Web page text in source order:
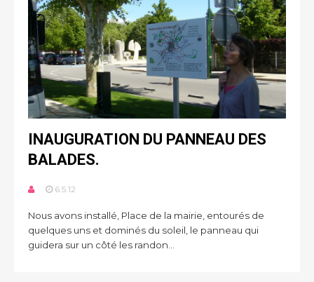
INAUGURATION DU PANNEAU DES
BALADES.
6.5.12
Nous avons installé, Place de la mairie, entourés de
quelques uns et dominés du soleil, le panneau qui
guidera sur un côté les randon...